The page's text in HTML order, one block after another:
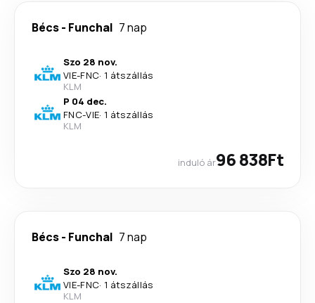
Bécs- Funchal 7 nap
Szo 28 nov.
VIE-FNC· 1 átszállás
KLM
P 04 dec.
FNC-VIE· 1 átszállás
KLM
induló ár96 838Ft
Bécs- Funchal 7 nap
Szo 28 nov.
VIE-FNC· 1 átszállás
KLM